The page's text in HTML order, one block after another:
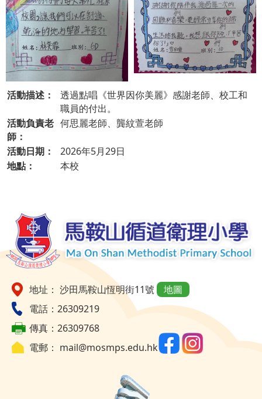
活動描述：
透過點唱《世界因你美麗》感謝老師、校工和
職員的付出。
活動負責老
師：
何思麗老師、龔紋萱老師
活動日期：
2026年5月29日
地點：
本校
地址： 沙田馬鞍山恆明街11號
地圖
電話：26309219
傳真：26309768
電郵： mail@mosmps.edu.hk